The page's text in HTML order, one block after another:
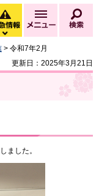
緊急情報
緊急情報を開く
メニュー
> 令和7年2月
更新日：2025年3月21日
ました。